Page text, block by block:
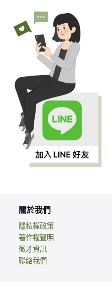
關於我們
隱私權政策
著作權聲明
徵才資訊
聯絡我們